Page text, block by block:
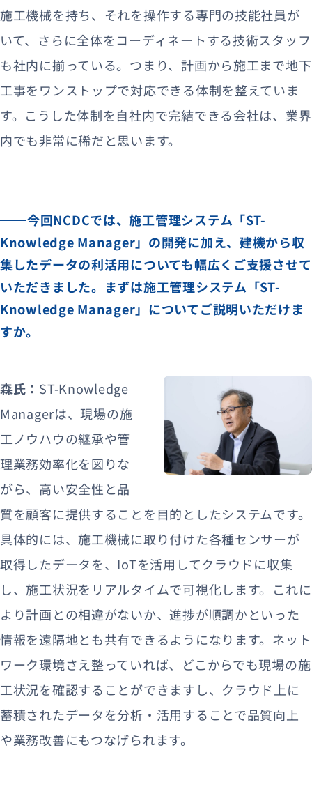
施工機械を持ち、それを操作する専門の技能社員が
いて、さらに全体をコーディネートする技術スタッフ
も社内に揃っている。つまり、計画から施工まで地下
工事をワンストップで対応できる体制を整えていま
す。こうした体制を自社内で完結できる会社は、業界
内でも非常に稀だと思います。
今回NCDCでは、施工管理システム「ST-
Knowledge Manager」の開発に加え、建機から収
集したデータの利活用についても幅広くご支援させて
いただきました。まずは施工管理システム「ST-
Knowledge Manager」についてご説明いただけま
すか。
森氏： ST-Knowledge
Managerは、現場の施
工ノウハウの継承や管
理業務効率化を図りな
がら、高い安全性と品
質を顧客に提供することを目的としたシステムです。
具体的には、施工機械に取り付けた各種センサーが
取得したデータを、IoTを活用してクラウドに収集
し、施工状況をリアルタイムで可視化します。これに
より計画との相違がないか、進捗が順調かといった
情報を遠隔地とも共有できるようになります。ネット
ワーク環境さえ整っていれば、どこからでも現場の施
工状況を確認することができますし、クラウド上に
蓄積されたデータを分析・活用することで品質向上
や業務改善にもつなげられます。